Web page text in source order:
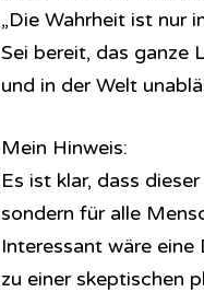
„Die Wahrheit ist nur
Sei bereit, das ganze
und in der Welt
Mein Hinweis:
Es ist klar, dass
sondern für alle
Interessant wäre
zu einer skeptischen